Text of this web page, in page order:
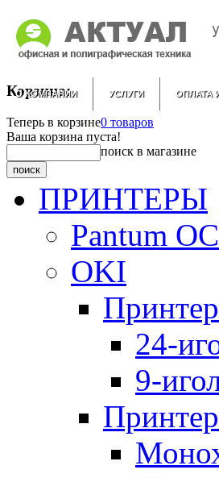
Корзина:
Теперь в корзине0 товаров
Ваша корзина пуста!
О КОМПАНИИ УСЛУГИ ОПЛАТА
поиск в магазине
ПРИНТЕРЫ
Pantum
OKI
24-
9-